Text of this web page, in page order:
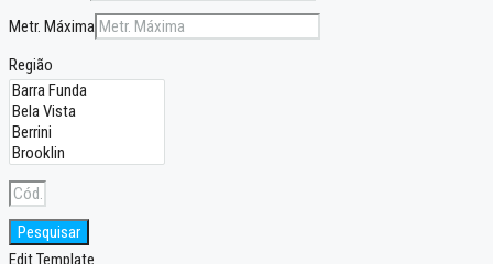
Metr. Máxima
Região
Pesquisar
Edit Template